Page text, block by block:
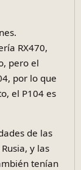
RX470,
pero el
por lo que
el P104 es
de las
y las
tenían